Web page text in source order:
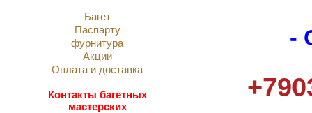
Багет
Паспарту
фурнитура
Акции
Оплата и доставка
Контакты багетных
мастерских
-